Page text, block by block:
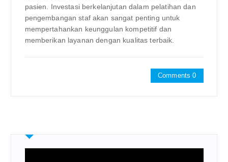
pasien. Investasi berkelanjutan dalam pelatihan dan
pengembangan staf akan sangat penting untuk
mempertahankan keunggulan kompetitif dan
memberikan layanan dengan kualitas terbaik.
Comments 0